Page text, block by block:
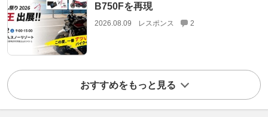
B750Fを再現
2026.08.09 レスポンス 2
おすすめをもっと見る